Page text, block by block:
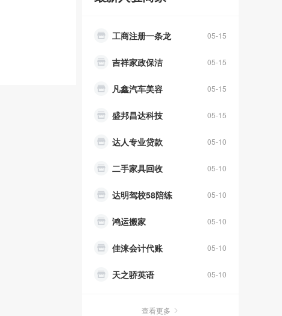
05-15
工商注册一条龙
05-15
吉祥家政保洁
05-15
凡鑫汽车美容
05-15
盛邦昌达科技
05-10
达人专业贷款
05-10
二手家具回收
05-10
达明驾校58陪练
05-10
鸿运搬家
05-10
佳涞会计代账
05-10
天之骄英语
查看更多